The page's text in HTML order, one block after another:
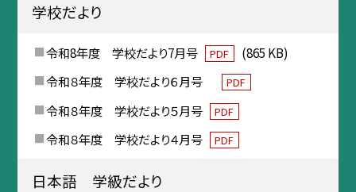
学校だより
令和8年度 学校だより7月号 PDF
(865 KB)
令和８年度 学校だより６月号
PDF
令和８年度 学校だより５月号 PDF
令和８年度 学校だより４月号 PDF
日本語 学級だより